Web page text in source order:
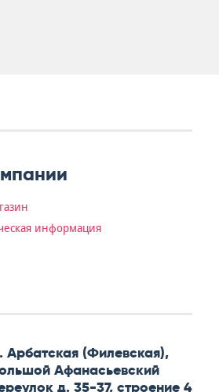
информация
Арбатская (Филевская),
Афанасьевский
д. 35-37, строение 4